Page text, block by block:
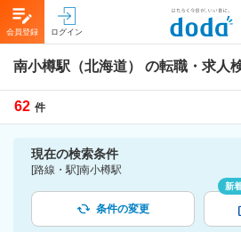
会員登録 ログイン
南小樽駅（北海道） の転職・求人
62 件
現在の検索条件
[路線・駅]南小樽駅
条件の変更
新